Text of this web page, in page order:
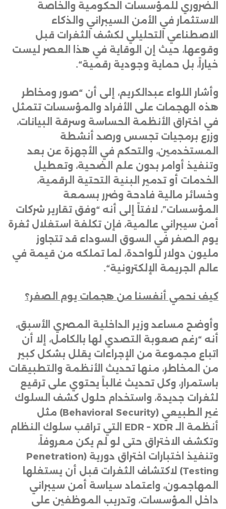
الضروري للمؤسسات الحكومية والخاصة
الاستثمار في الأمن السيبراني والذكاء
الاصطناعي التحليلي لكشف الثغرات قبل
وقوعها، حيث إن الوقاية في هذا العصر ليست
خياراً، بل حماية وجودية رقمية“.
وأشار اللواء عبدالكريم، إلى أن “صور ومخاطر
هذه الهجمات على الأفراد والمؤسسات تتمثل
في اختراق الأنظمة الحساسة وسرقة البيانات،
وزرع برمجيات تجسس ورصد أنشطة
المستخدمين، والتحكم في الأجهزة عن بعد
وتنفيذ أوامر بدون علم الضحية، وتعطيل
الخدمات أو تدمير البنية التحتية الرقمية،
وخسائر مالية فادحة وضرر بسمعة
المؤسسات”، لافتاً إلى أنه “وفق تقارير شركات
أمن سيبراني عالمية، فإن تكلفة استغلال ثغرة
يوم الصفر في السوق السوداء قد تتجاوز
مليون دولار للواحدة، لما تملكه من قيمة في
عالم الجريمة الإلكترونية“.
كيف نحمي أنفسنا من هجمات يوم الصفر؟
وأوضح مساعد وزير الداخلية المصري الأسبق،
أنه “رغم صعوبة التصدي لها بالكامل، إلا أن
اتباع مجموعة من الإجراءات يقلل بشكل كبير
من المخاطر، منها تحديث الأنظمة والتطبيقات
باستمرار، وكل تحديث غالباً يحتوي على ترقيع
لثغرات جديدة، واستخدام حلول كشف السلوك
غير الطبيعي (Behavioral Security) مثل
أنظمة الـ EDR – XDR التي تراقب سلوك النظام
وتكشف الاختراق حتى لو لم يكن معروفاً،
وتنفيذ اختبارات اختراق دورية (Penetration
Testing) لاكتشاف الثغرات قبل أن يستغلها
المهاجمون، واعتماد سياسة أمن سيبراني
داخل المؤسسات، وتدريب الموظفين على